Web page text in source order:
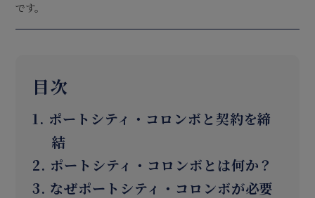
です。
目次
1. ポートシティ・コロンボと契約を締
結
2. ポートシティ・コロンボとは何か？
3. なぜポートシティ・コロンボが必要